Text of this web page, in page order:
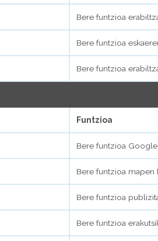
Bere funtzioa
Bere funtzioa
Bere funtzioa
Funtzioa
Bere funtzioa
Bere funtzioa mapen
Bere funtzioa
Bere funtzioa